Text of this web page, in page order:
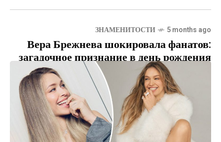
ЗНАМЕНИТОСТИ 5 months ago
Вера Брежнева шокировала фанатов:
загадочное признание в день рождения